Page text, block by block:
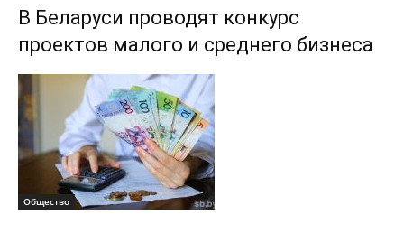
В Беларуси проводят конкурс
проектов малого и среднего бизнеса
Общество